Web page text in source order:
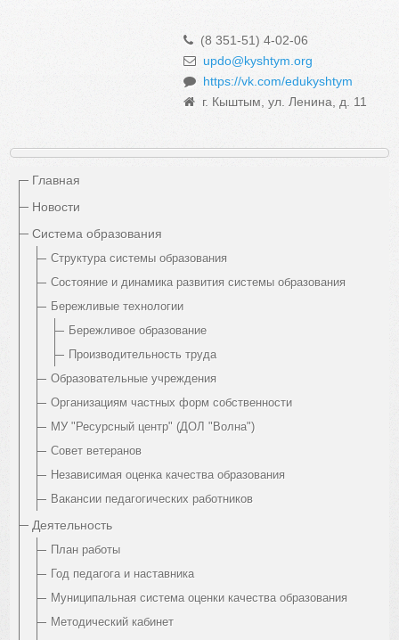
(8 351-51) 4-02-06
updo@kyshtym.org
https://vk.com/edukyshtym
г. Кыштым, ул. Ленина, д. 11
Главная
Новости
Система образования
Структура системы образования
Состояние и динамика развития системы образования
Бережливые технологии
Бережливое образование
Производительность труда
Образовательные учреждения
Организациям частных форм собственности
МУ "Ресурсный центр" (ДОЛ "Волна")
Совет ветеранов
Независимая оценка качества образования
Вакансии педагогических работников
Деятельность
План работы
Год педагога и наставника
Муниципальная система оценки качества образования
Методический кабинет